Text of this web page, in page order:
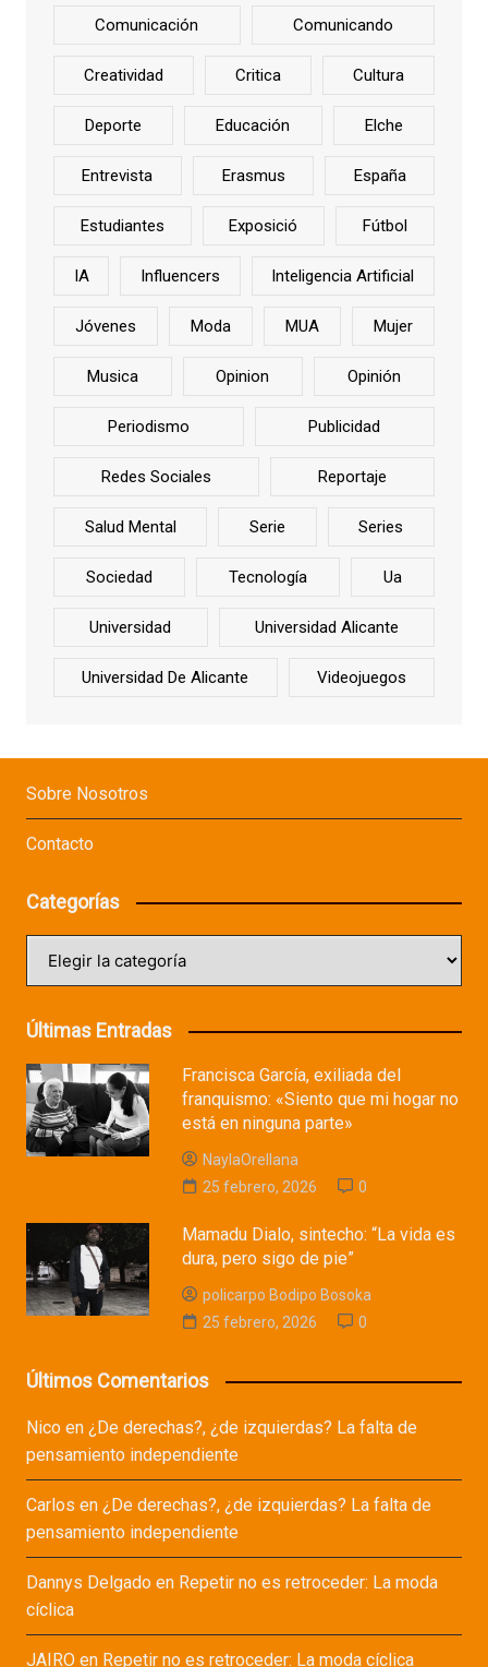
Comunicación Comunicando
Creatividad Critica Cultura
Deporte Educación Elche
Entrevista Erasmus España
Estudiantes Exposició Fútbol
IA Influencers Inteligencia Artificial
Jóvenes Moda MUA Mujer
Musica Opinion Opinión
Periodismo Publicidad
Redes Sociales Reportaje
Salud Mental Serie Series
Sociedad Tecnología Ua
Universidad Universidad Alicante
Universidad De Alicante Videojuegos
Sobre Nosotros
Contacto
Categorías
Últimas Entradas
Francisca García, exiliada del
franquismo: «Siento que mi hogar no
está en ninguna parte»
NaylaOrellana
25 febrero, 2026
0
Mamadu Dialo, sintecho: “La vida es
dura, pero sigo de pie”
policarpo Bodipo Bosoka
25 febrero, 2026
0
Últimos Comentarios
Nicoen ¿De derechas?, ¿de izquierdas? La falta de
pensamiento independiente
Carlos en ¿De derechas?, ¿de izquierdas? La falta de
pensamiento independiente
Dannys Delgadoen Repetir no es retroceder: La moda
cíclica
JAIROen Repetir no es retroceder: La moda cíclica